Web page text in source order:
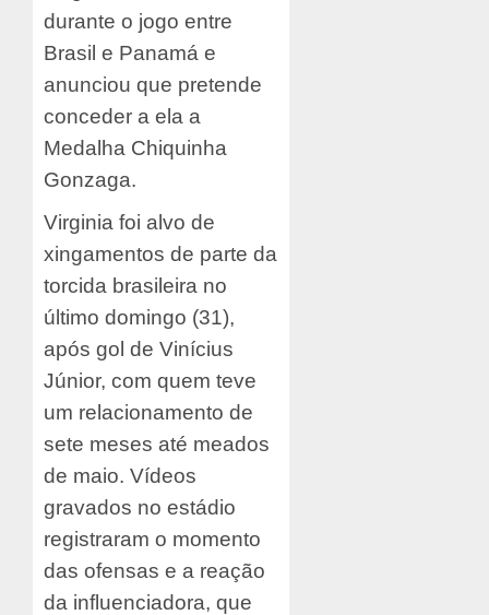
durante o jogo entre
Brasil e Panamá e
anunciou que pretende
conceder a ela a
Medalha Chiquinha
Gonzaga.
Virginia foi alvo de
xingamentos de parte da
torcida brasileira no
último domingo (31),
após gol de Vinícius
Júnior, com quem teve
um relacionamento de
sete meses até meados
de maio. Vídeos
gravados no estádio
registraram o momento
das ofensas e a reação
da influenciadora, que